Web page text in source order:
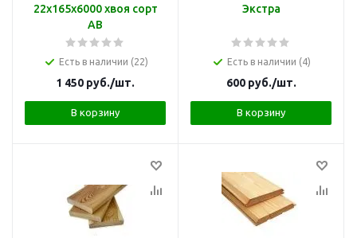
22х165х6000 хвоя сорт
АВ
Есть в наличии (22)
1 450 руб./шт.
В корзину
Экстра
Есть в наличии (4)
600руб./шт.
В корзину